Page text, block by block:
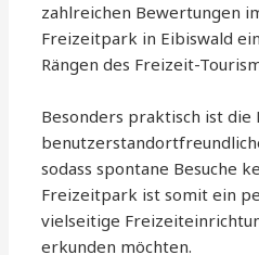
zahlreichen Bewertungen
Freizeitpark in Eibiswald
Rängen des Freizeit-
Besonders praktisch ist die
sodass spontane Besuche
Freizeitpark ist somit ein
vielseitige
erkunden möchten.